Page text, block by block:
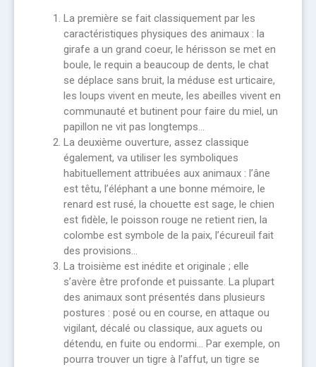
La première se fait classiquement par les
caractéristiques physiques des animaux : la
girafe a un grand coeur, le hérisson se met en
boule, le requin a beaucoup de dents, le chat
se déplace sans bruit, la méduse est urticaire,
les loups vivent en meute, les abeilles vivent en
communauté et butinent pour faire du miel, un
papillon ne vit pas longtemps…
La deuxième ouverture, assez classique
également, va utiliser les symboliques
habituellement attribuées aux animaux : l’âne
est têtu, l’éléphant a une bonne mémoire, le
renard est rusé, la chouette est sage, le chien
est fidèle, le poisson rouge ne retient rien, la
colombe est symbole de la paix, l’écureuil fait
des provisions…
La troisième est inédite et originale ; elle
s’avère être profonde et puissante. La plupart
des animaux sont présentés dans plusieurs
postures : posé ou en course, en attaque ou
vigilant, décalé ou classique, aux aguets ou
détendu, en fuite ou endormi… Par exemple, on
pourra trouver un tigre à l’affut, un tigre se